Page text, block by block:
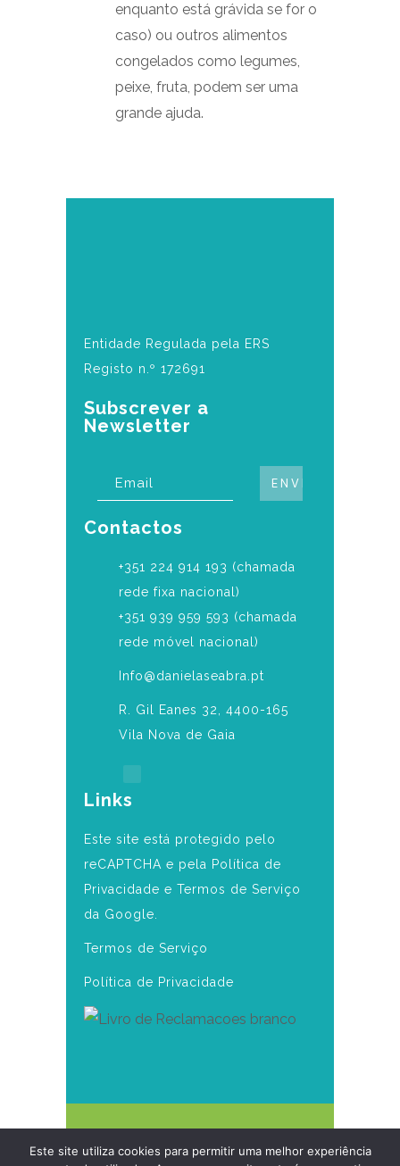
enquanto está grávida se for o
caso) ou outros alimentos
congelados como legumes,
peixe, fruta, podem ser uma
grande ajuda.
Entidade Regulada pela ERS
Registo n.º 172691
Subscrever a
Newsletter
Contactos
‎+351 224 914 193 (chamada
rede fixa nacional)
+351 939 959 593 (chamada
rede móvel nacional)
Info@danielaseabra.pt
R. Gil Eanes 32, 4400-165
Vila Nova de Gaia
Links
Este site está protegido pelo
reCAPTCHA e pela Política de
Privacidade e Termos de Serviço
da Google.
Termos de Serviço
Política de Privacidade
Daniela Seabra
Este site utiliza cookies para permitir uma melhor experiência